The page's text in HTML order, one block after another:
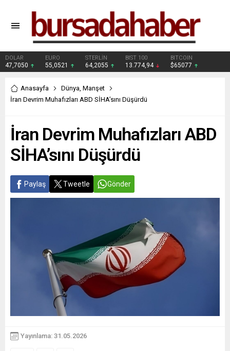
DOLAR
47,7050
EURO
55,0521
STERLİN
64,2055
BIST 100
13.774,94
BITCOIN
$65077
Anasayfa Dünya, Manşet
İran Devrim Muhafızları ABD SİHA’sını Düşürdü
İran Devrim Muhafızları ABD
SİHA’sını Düşürdü
Paylaş Tweetle Gönder
Yayınlama: 31.05.2026